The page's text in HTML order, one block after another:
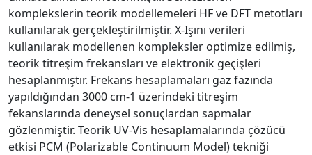
komplekslerin teorik modellemeleri HF ve DFT metotları
kullanılarak gerçekleştirilmiştir. X-Işını verileri
kullanılarak modellenen kompleksler optimize edilmiş,
teorik titreşim frekansları ve elektronik geçişleri
hesaplanmıştır. Frekans hesaplamaları gaz fazında
yapıldığından 3000 cm-1 üzerindeki titreşim
fekanslarında deneysel sonuçlardan sapmalar
gözlenmiştir. Teorik UV-Vis hesaplamalarında çözücü
etkisi PCM (Polarizable Continuum Model) tekniği